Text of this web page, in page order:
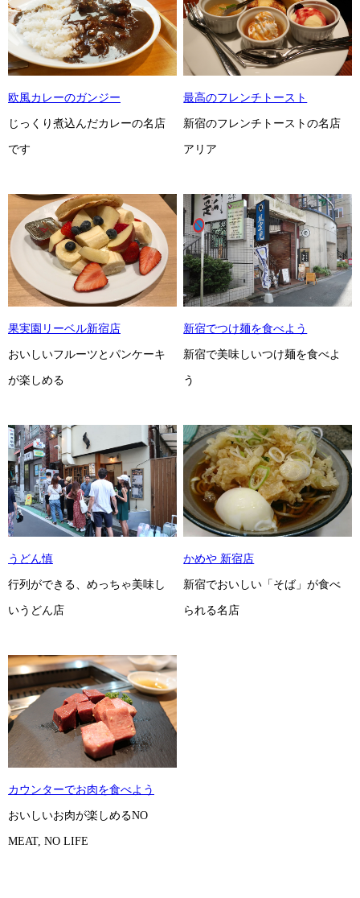
欧風カレーのガンジー
じっくり煮込んだカレーの名店
です
最高のフレンチトースト
新宿のフレンチトーストの名店
アリア
果実園リーベル新宿店
おいしいフルーツとパンケーキ
が楽しめる
新宿でつけ麺を食べよう
新宿で美味しいつけ麺を食べよ
う
うどん慎
行列ができる、めっちゃ美味し
いうどん店
かめや 新宿店
新宿でおいしい「そば」が食べ
られる名店
カウンターでお肉を食べよう
おいしいお肉が楽しめるNO
MEAT, NO LIFE